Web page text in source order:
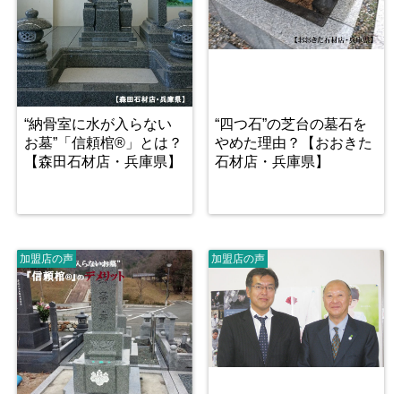
“納骨室に水が入らない
お墓”「信頼棺®」とは？
【森田石材店・兵庫県】
“四つ石”の芝台の墓石を
やめた理由？【おおきた
石材店・兵庫県】
加盟店の声 加盟店の声